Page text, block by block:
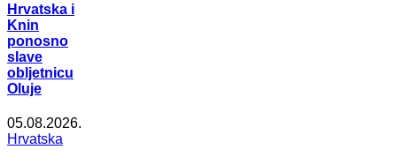
Hrvatska i
Knin
ponosno
slave
obljetnicu
Oluje
05.08.2026.
Hrvatska